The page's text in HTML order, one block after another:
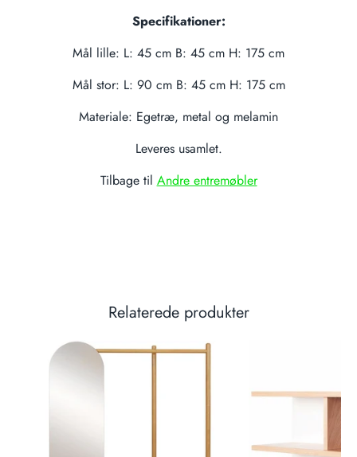
Specifikationer:
Mål lille: L: 45 cm B: 45 cm H: 175 cm
Mål stor: L: 90 cm B: 45 cm H: 175 cm
Materiale: Egetræ, metal og melamin
Leveres usamlet.
Tilbage til Andre entremøbler
Relaterede produkter